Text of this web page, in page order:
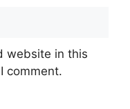
website in this
comment.